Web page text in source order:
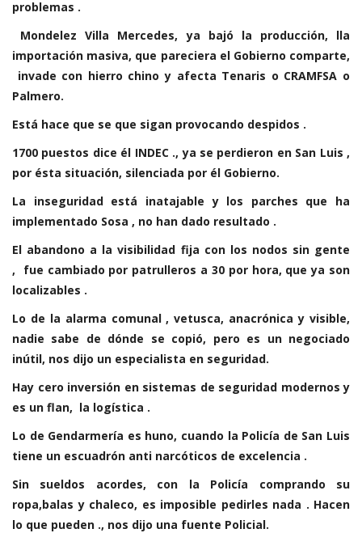
problemas .
Mondelez Villa Mercedes, ya bajó la producción, lla
importación masiva, que pareciera el Gobierno comparte,
invade con hierro chino y afecta Tenaris o CRAMFSA o
Palmero.
Está hace que se que sigan provocando despidos .
1700 puestos dice él INDEC ., ya se perdieron en San Luis ,
por ésta situación, silenciada por él Gobierno.
La inseguridad está inatajable y los parches que ha
implementado Sosa , no han dado resultado .
El abandono a la visibilidad fija con los nodos sin gente
, fue cambiado por patrulleros a 30 por hora, que ya son
localizables .
Lo de la alarma comunal , vetusca, anacrónica y visible,
nadie sabe de dónde se copió, pero es un negociado
inútil, nos dijo un especialista en seguridad.
Hay cero inversión en sistemas de seguridad modernos y
es un flan, la logística .
Lo de Gendarmería es huno, cuando la Policía de San Luis
tiene un escuadrón anti narcóticos de excelencia .
Sin sueldos acordes, con la Policía comprando su
ropa,balas y chaleco, es imposible pedirles nada . Hacen
lo que pueden ., nos dijo una fuente Policial.